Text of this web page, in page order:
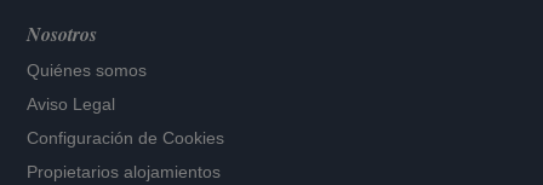
Nosotros
Quiénes somos
Aviso Legal
Configuración de Cookies
Propietarios alojamientos